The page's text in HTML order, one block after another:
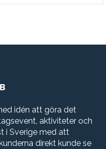
idén att göra det
aktiviteter och
i Sverige med att
direkt kunde se